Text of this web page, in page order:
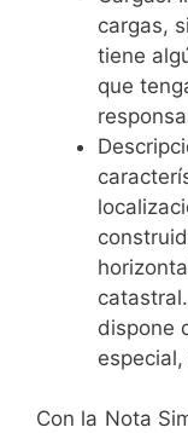
cargas,
tiene
que
dispone
Con la Nota